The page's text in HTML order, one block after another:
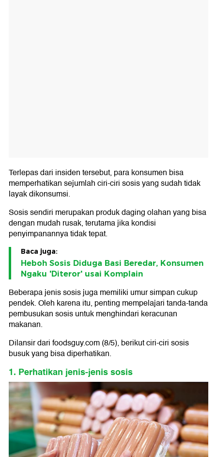
Terlepas dari insiden tersebut, para konsumen bisa
memperhatikan sejumlah ciri-ciri sosis yang sudah tidak
layak dikonsumsi.
Sosis sendiri merupakan produk daging olahan yang bisa
dengan mudah rusak, terutama jika kondisi
penyimpanannya tidak tepat.
Baca juga:
Heboh Sosis Diduga Basi Beredar, Konsumen
Ngaku 'Diteror' usai Komplain
Beberapa jenis sosis juga memiliki umur simpan cukup
pendek. Oleh karena itu, penting mempelajari tanda-tanda
pembusukan sosis untuk menghindari keracunan
makanan.
Dilansir dari foodsguy.com (8/5), berikut ciri-ciri sosis
busuk yang bisa diperhatikan.
1. Perhatikan jenis-jenis sosis